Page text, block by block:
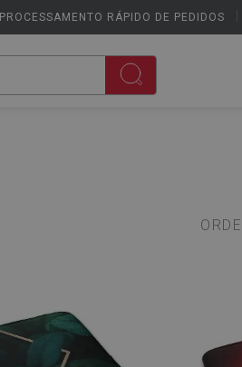
PROCESSAMENTO RÁPIDO DE PEDIDOS